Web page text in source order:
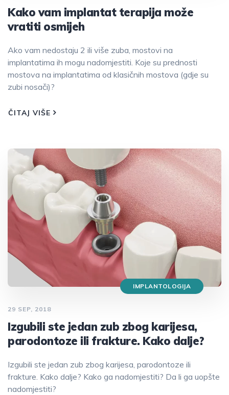
Kako vam implantat terapija može
vratiti osmijeh
Ako vam nedostaju 2 ili više zuba, mostovi na
implantatima ih mogu nadomjestiti. Koje su prednosti
mostova na implantatima od klasičnih mostova (gdje su
zubi nosači)?
ČITAJ VIŠE
IMPLANTOLOGIJA
29 SEP, 2018
Izgubili ste jedan zub zbog karijesa,
parodontoze ili frakture. Kako dalje?
Izgubili ste jedan zub zbog karijesa, parodontoze ili
frakture. Kako dalje? Kako ga nadomjestiti? Da li ga uopšte
nadomjestiti?